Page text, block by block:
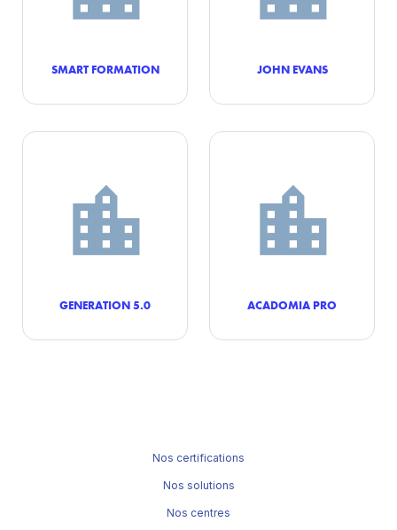
SMART FORMATION JOHN EVANS
GENERATION 5.0 ACADOMIA PRO
Nos certifications
Nos solutions
Nos centres